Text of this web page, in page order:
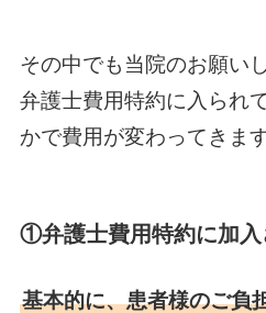
その中でも当院のお願い
弁護士費用特約に入られ
かで費用が変わってきま
①弁護士費用特約に加入
基本的に、患者様のご負